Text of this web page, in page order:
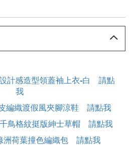
設計感造型領蓋袖上衣-白 請點
我
編織渡假風夾腳涼鞋 請點我
鳥格紋挺版紳士草帽 請點我
洲荷葉撞色編織包 請點我